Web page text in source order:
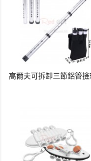
高爾夫可拆卸三節鋁管